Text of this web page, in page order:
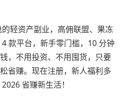
轻资产副业，高佣联盟、果冻
款平台，新手零门槛，10 分钟
，不用投资、不用囤货，只要
省赚。现在注册，新人福利多
省赚新生活！